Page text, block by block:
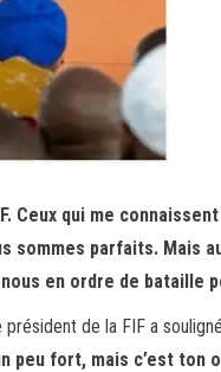
Ceux qui me
sommes parfaits. Mais
en ordre de bataille
de la FIF a
fort, mais c’est